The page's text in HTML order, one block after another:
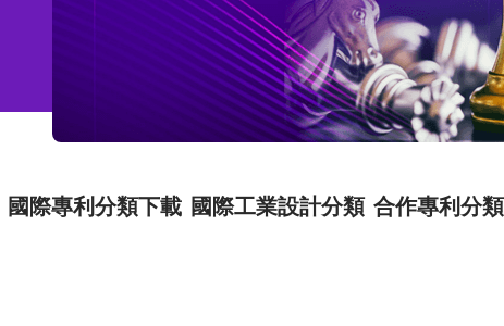
國際專利分類下載 國際工業設計分類 合作專利分類